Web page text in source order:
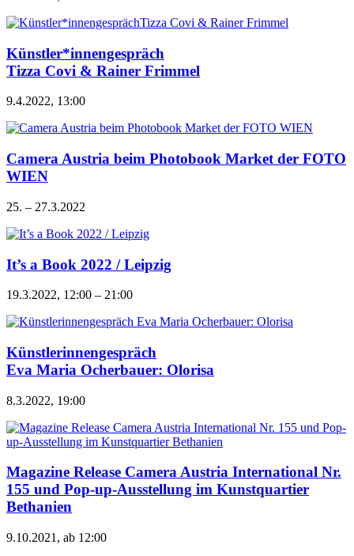
Künstler*innengespräch
Tizza Covi & Rainer Frimmel
9.4.2022, 13:00
Camera Austria beim Photobook Market der FOTO
WIEN
25. – 27.3.2022
It’s a Book 2022 / Leipzig
19.3.2022, 12:00 – 21:00
Künstlerinnengespräch
Eva Maria Ocherbauer: Olorisa
8.3.2022, 19:00
Magazine Release Camera Austria International Nr.
155 und Pop-up-Ausstellung im Kunstquartier
Bethanien
9.10.2021, ab 12:00